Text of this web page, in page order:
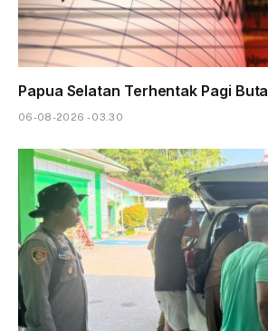
Papua Selatan Terhentak Pagi Buta
06-08-2026 - 03.30